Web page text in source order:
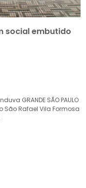
social embutido
GRANDE SÃO PAULO
São Rafael Vila Formosa